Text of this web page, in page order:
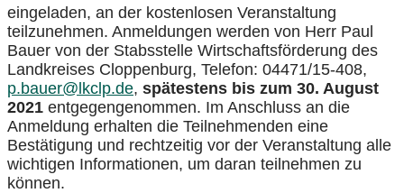
eingeladen, an der kostenlosen Veranstaltung
teilzunehmen. Anmeldungen werden von Herr Paul
Bauer von der Stabsstelle Wirtschaftsförderung des
Landkreises Cloppenburg, Telefon: 04471/15-408,
p.bauer@lkclp.de, spätestens bis zum 30. August
2021 entgegengenommen. Im Anschluss an die
Anmeldung erhalten die Teilnehmenden eine
Bestätigung und rechtzeitig vor der Veranstaltung alle
wichtigen Informationen, um daran teilnehmen zu
können.